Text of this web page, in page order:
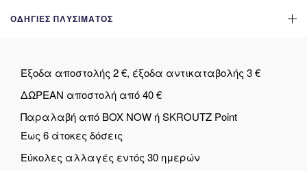
ΟΔΗΓΊΕΣ ΠΛΥΣΊΜΑΤΟΣ
Έξοδα αποστολής 2 €, έξοδα αντικαταβολής 3 €
ΔΩΡΕΑΝ αποστολή από 40 €
Παραλαβή από BOX NOW ή SKROUTZ Point
Έως 6 άτοκες δόσεις
Εύκολες αλλαγές εντός 30 ημερών